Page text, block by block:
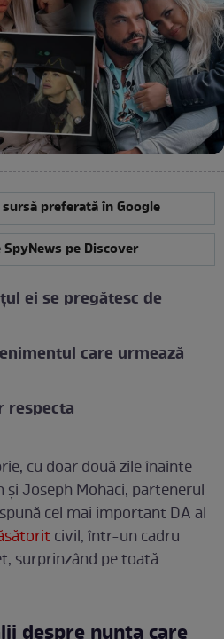
preferată în Google
pe Discover
ei se pregătesc de
care urmează
respecta
cu doar două zile înainte
și Joseph Mohaci, partenerul
cel mai important DA al
civil, într-un cadru
surprinzând pe toată